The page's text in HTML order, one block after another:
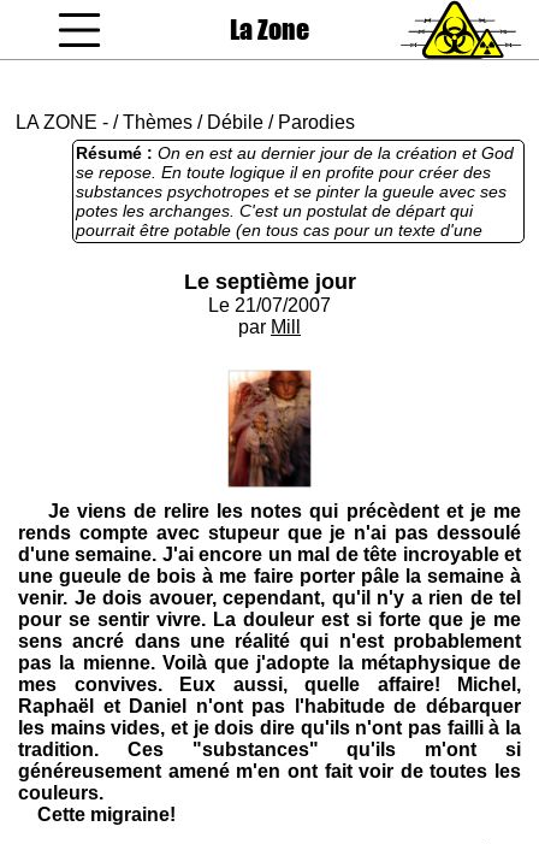
La Zone
LA ZONE - /Thèmes / Débile / Parodies
Résumé : On en est au dernier jour de la création et God
se repose. En toute logique il en profite pour créer des
substances psychotropes et se pinter la gueule avec ses
potes les archanges. C'est un postulat de départ qui
pourrait être potable (en tous cas pour un texte d'une
demi-page), mais ça manque cruellement d'humour, et la
fin est de plus en plus sérieuse. Au point qu'on voit plus du
Le septième jour
Le 21/07/2007
par Mill
Je viens de relire les notes qui précèdent et je me
rends compte avec stupeur que je n'ai pas dessoulé
d'une semaine. J'ai encore un mal de tête incroyable et
une gueule de bois à me faire porter pâle la semaine à
venir. Je dois avouer, cependant, qu'il n'y a rien de tel
pour se sentir vivre. La douleur est si forte que je me
sens ancré dans une réalité qui n'est probablement
pas la mienne. Voilà que j'adopte la métaphysique de
mes convives. Eux aussi, quelle affaire! Michel,
Raphaël et Daniel n'ont pas l'habitude de débarquer
les mains vides, et je dois dire qu'ils n'ont pas failli à la
tradition. Ces "substances" qu'ils m'ont si
généreusement amené m'en ont fait voir de toutes les
couleurs.
Cette migraine!